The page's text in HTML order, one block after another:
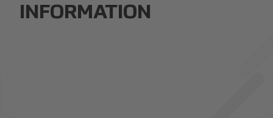
INFORMATION